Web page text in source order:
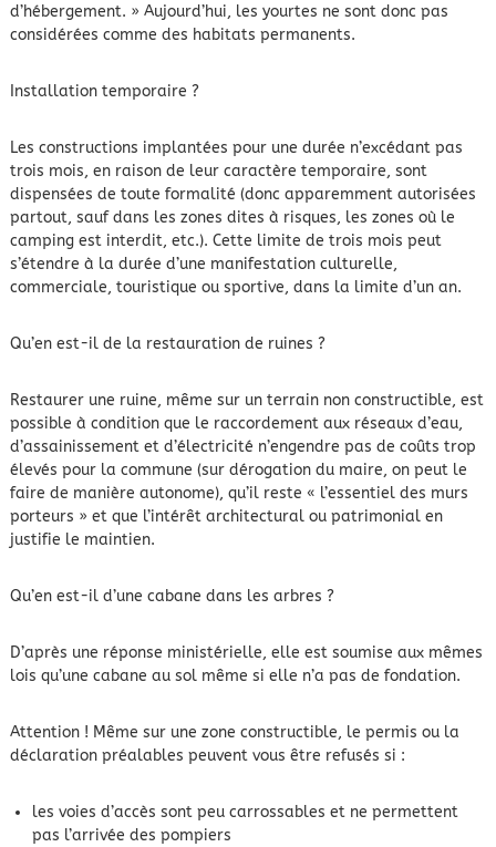
d’hébergement. » Aujourd’hui, les yourtes ne sont donc pas
considérées comme des habitats permanents.
Installation temporaire ?
Les constructions implantées pour une durée n’excédant pas
trois mois, en raison de leur caractère temporaire, sont
dispensées de toute formalité (donc apparemment autorisées
partout, sauf dans les zones dites à risques, les zones où le
camping est interdit, etc.). Cette limite de trois mois peut
s’étendre à la durée d’une manifestation culturelle,
commerciale, touristique ou sportive, dans la limite d’un an.
Qu’en est-il de la restauration de ruines ?
Restaurer une ruine, même sur un terrain non constructible, est
possible à condition que le raccordement aux réseaux d’eau,
d’assainissement et d’électricité n’engendre pas de coûts trop
élevés pour la commune (sur dérogation du maire, on peut le
faire de manière autonome), qu’il reste « l’essentiel des murs
porteurs » et que l’intérêt architectural ou patrimonial en
justifie le maintien.
Qu’en est-il d’une cabane dans les arbres ?
D’après une réponse ministérielle, elle est soumise aux mêmes
lois qu’une cabane au sol même si elle n’a pas de fondation.
Attention ! Même sur une zone constructible, le permis ou la
déclaration préalables peuvent vous être refusés si :
les voies d’accès sont peu carrossables et ne permettent
pas l’arrivée des pompiers